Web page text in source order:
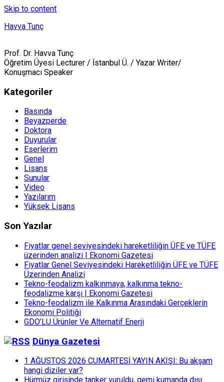
Skip to content
Havva Tunç
Prof. Dr. Havva Tunç
Öğretim Üyesi Lecturer / İstanbul Ü. / Yazar Writer/
Konuşmacı Speaker
Kategoriler
Basında
Beyazperde
Doktora
Duyurular
Eserlerim
Genel
Lisans
Sunular
Video
Yazılarım
Yüksek Lisans
Son Yazılar
Fiyatlar genel seviyesindeki hareketliliğin ÜFE ve TÜFE
üzerinden analizi | Ekonomi Gazetesi
Fiyatlar Genel Seviyesindeki Hareketliliğin ÜFE ve TÜFE
Üzerinden Analizi
Tekno-feodalizm kalkınmaya, kalkınma tekno-
feodalizme karşı | Ekonomi Gazetesi
Tekno-feodalizm ile Kalkınma Arasındaki Gerçeklerin
Ekonomi Politiği
GDO’LU Ürünler Ve Alternatif Enerji
Dünya Gazetesi
1 AĞUSTOS 2026 CUMARTESİ YAYIN AKIŞI: Bu akşam
hangi diziler var?
Hürmüz girişinde tanker vuruldu, gemi kumanda dışı